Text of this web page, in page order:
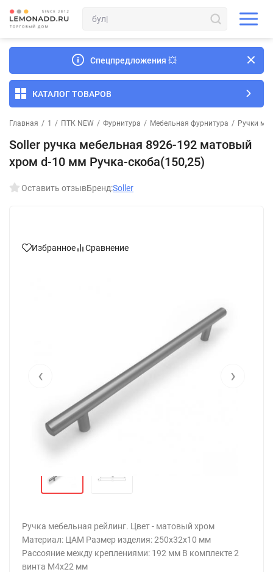
Спецпредложения 💥
КАТАЛОГ ТОВАРОВ
Главная / 1 / ПТК NEW / Фурнитура / Мебельная фурнитура / Ручки
Soller ручка мебельная 8926-192 матовый
хром d-10 мм Ручка-скоба(150,25)
Оставить отзывБренд:Soller
Избранное Сравнение
‹ ›
Ручка мебельная рейлинг. Цвет - матовый хром
Материал: ЦАМ Размер изделия: 250х32х10 мм
Рассояние между креплениями: 192 мм В комплекте 2
винта М4х22 мм